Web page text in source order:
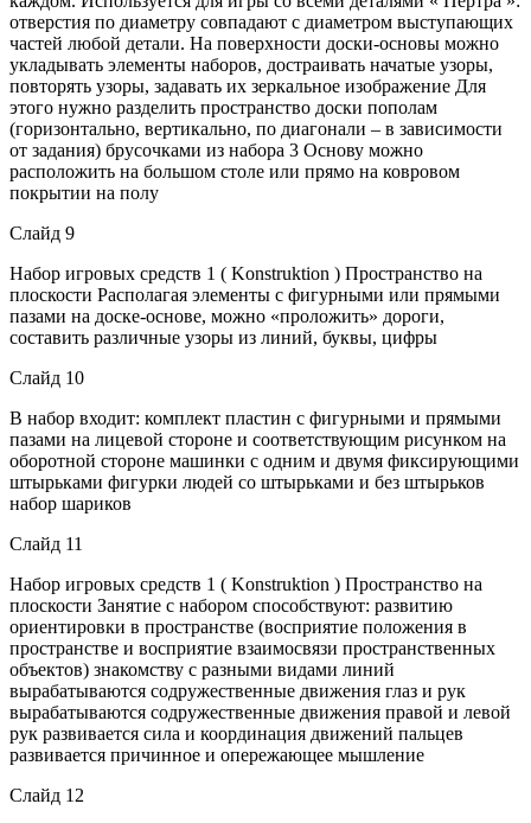
отверстия по диаметру совпадают с диаметром выступающих
частей любой детали. На поверхности доски-основы можно
укладывать элементы наборов, достраивать начатые узоры,
повторять узоры, задавать их зеркальное изображение Для
этого нужно разделить пространство доски пополам
(горизонтально, вертикально, по диагонали – в зависимости
от задания) брусочками из набора 3 Основу можно
расположить на большом столе или прямо на ковровом
покрытии на полу
Слайд 9
Набор игровых средств 1 ( Konstruktion ) Пространство на
плоскости Располагая элементы с фигурными или прямыми
пазами на доске-основе, можно «проложить» дороги,
составить различные узоры из линий, буквы, цифры
Слайд 10
В набор входит: комплект пластин с фигурными и прямыми
пазами на лицевой стороне и соответствующим рисунком на
оборотной стороне машинки с одним и двумя фиксирующими
штырьками фигурки людей со штырьками и без штырьков
набор шариков
Слайд 11
Набор игровых средств 1 ( Konstruktion ) Пространство на
плоскости Занятие с набором способствуют: развитию
ориентировки в пространстве (восприятие положения в
пространстве и восприятие взаимосвязи пространственных
объектов) знакомству с разными видами линий
вырабатываются содружественные движения глаз и рук
вырабатываются содружественные движения правой и левой
рук развивается сила и координация движений пальцев
развивается причинное и опережающее мышление
Слайд 12